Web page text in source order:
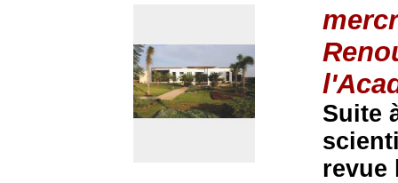
Suite
revue